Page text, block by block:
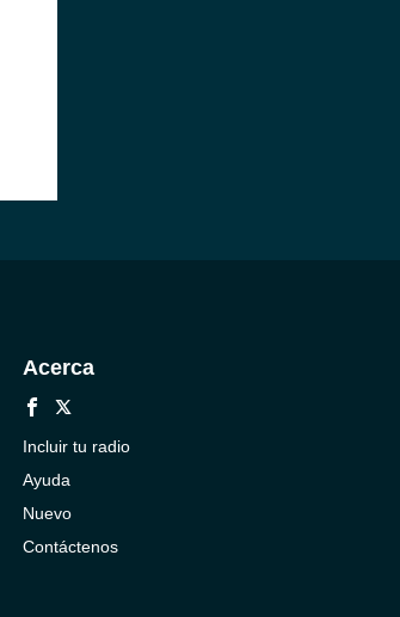
Acerca
Incluir tu radio
Ayuda
Nuevo
Contáctenos